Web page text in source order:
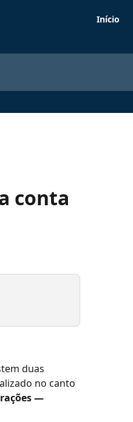
Início
conta
duas
no canto
—